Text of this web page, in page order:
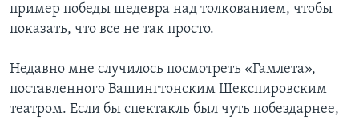
пример победы шедевра над толкованием, чтобы
показать, что все не так просто.
Недавно мне случилось посмотреть «Гамлета»,
поставленного Вашингтонским Шекспировским
театром. Если бы спектакль был чуть побездарнее,